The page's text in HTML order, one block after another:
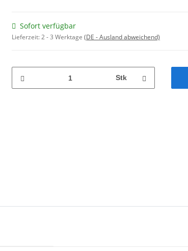
Sofort verfügbar
Lieferzeit:2 - 3 Werktage (DE - Ausland abweichend)
Stk